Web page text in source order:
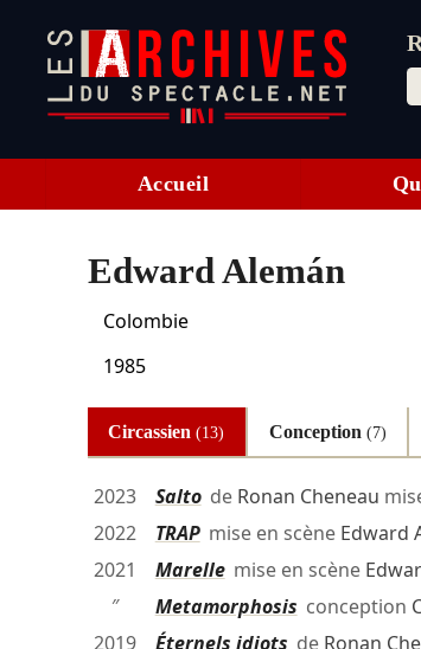
Accueil
Edward Alemán
Colombie
1985
Circassien(13) Conception (7)
2023 Saltode Ronan Cheneau
2022
TRAPmise en scène Edward
2021
Marellemise en scène
″
Metamorphosis conception
2019
Éternels idiots de Ronan